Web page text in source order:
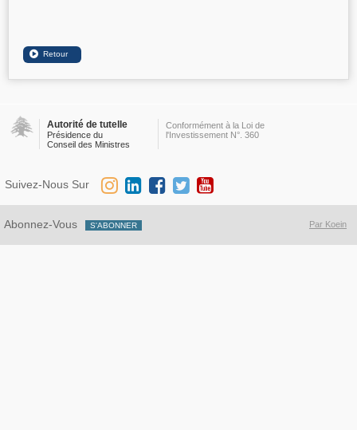
Autorité de tutelle
Présidence du
Conseil des Ministres
Conformément à la Loi de
l'Investissement N°. 360
Par Koein
Abonnez-Vous
Suivez-Nous Sur